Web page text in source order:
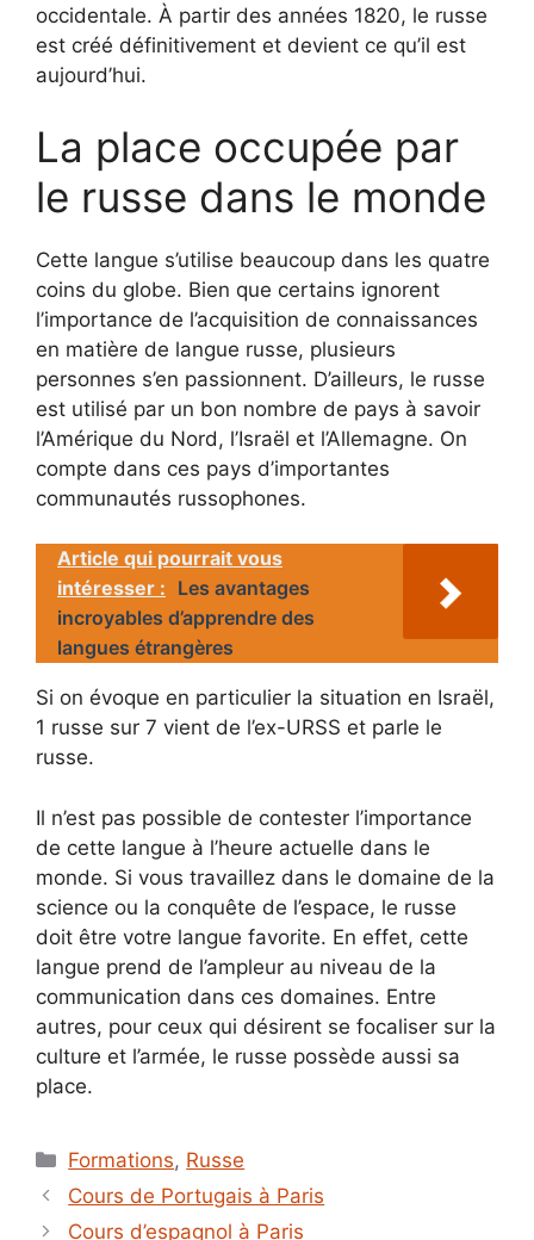
occidentale. À partir des années 1820, le russe
est créé définitivement et devient ce qu’il est
aujourd’hui.
La place occupée par
le russe dans le monde
Cette langue s’utilise beaucoup dans les quatre
coins du globe. Bien que certains ignorent
l’importance de l’acquisition de connaissances
en matière de langue russe, plusieurs
personnes s’en passionnent. D’ailleurs, le russe
est utilisé par un bon nombre de pays à savoir
l’Amérique du Nord, l’Israël et l’Allemagne. On
compte dans ces pays d’importantes
communautés russophones.
Article qui pourrait vous
intéresser : Les avantages
incroyables d’apprendre des
langues étrangères
Si on évoque en particulier la situation en Israël,
1 russe sur 7 vient de l’ex-URSS et parle le
russe.
Il n’est pas possible de contester l’importance
de cette langue à l’heure actuelle dans le
monde. Si vous travaillez dans le domaine de la
science ou la conquête de l’espace, le russe
doit être votre langue favorite. En effet, cette
langue prend de l’ampleur au niveau de la
communication dans ces domaines. Entre
autres, pour ceux qui désirent se focaliser sur la
culture et l’armée, le russe possède aussi sa
place.
Catégories
Formations, Russe
Cours de Portugais à Paris
Cours d’espagnol à Paris